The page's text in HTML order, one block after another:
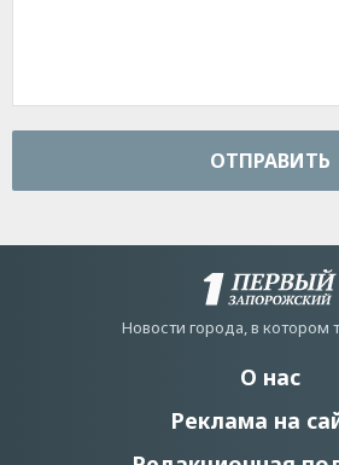
ОТПРАВИТЬ
Новости города, в котором
О нас
Реклама на